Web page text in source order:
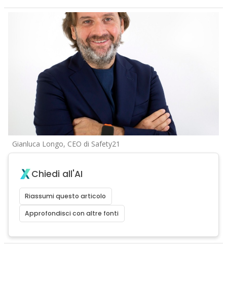
Gianluca Longo, CEO di Safety21
Chiedi all'AI
Riassumi questo articolo
Approfondisci con altre fonti